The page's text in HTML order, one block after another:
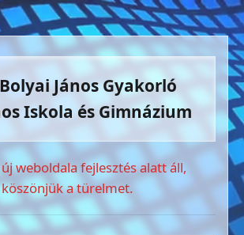
Bolyai János Gyakorló
Iskola és Gimnázium
weboldala fejlesztés alatt áll,
köszönjük a türelmet.